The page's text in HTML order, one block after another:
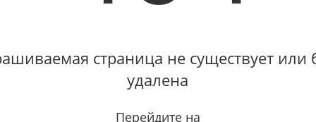
страница не существует или
удалена
Перейдите на